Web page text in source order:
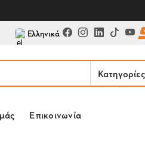
Ελληνικά
Κατηγορίες
Επικοινωνία